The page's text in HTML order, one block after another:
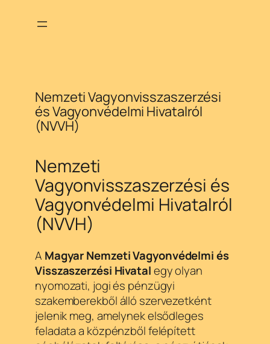
Nemzeti Vagyonvisszaszerzési
és Vagyonvédelmi Hivatalról
(NVVH)
Nemzeti
Vagyonvisszaszerzési és
Vagyonvédelmi Hivatalról
(NVVH)
A Magyar Nemzeti Vagyonvédelmi és
Visszaszerzési Hivatalegy olyan
nyomozati, jogi és pénzügyi
szakemberekből álló szervezetként
jelenik meg, amelynek elsődleges
feladata a közpénzből felépített